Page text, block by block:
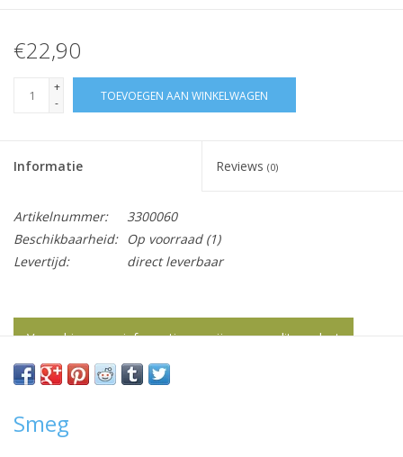
€22,90
+
-
TOEVOEGEN AAN WINKELWAGEN
Informatie Reviews (0)
Artikelnummer:
3300060
Beschikbaarheid:
Op voorraad(1)
Levertijd:
direct leverbaar
Vraag hier meer informatie en prijzen over dit product
Smeg